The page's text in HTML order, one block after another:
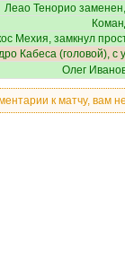
Леао Тенорио
Мехия, замкнул
Кабеса (головой), с
Олег
к матчу, вам